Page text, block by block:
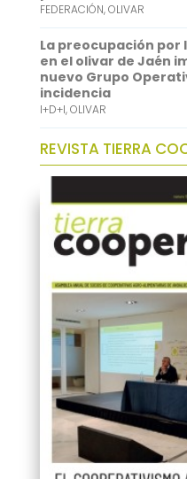
FEDERACIÓN,OLIVAR
La preocupación por
en el olivar de Jaén
nuevo Grupo
incidencia
I+D+I,OLIVAR
REVISTA TIERRA